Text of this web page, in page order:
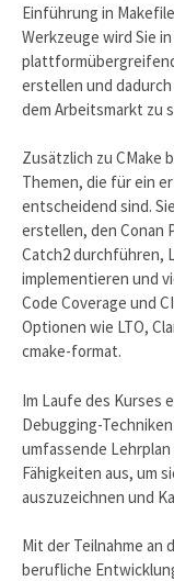
Einführung in
Werkzeuge wird Sie
erstellen und
dem Arbeitsmarkt zu
Zusätzlich zu CMake
Themen, die für ein
entscheidend sind.
erstellen, den Conan
Catch2 durchführen,
implementieren und
Code Coverage und
Optionen wie LTO,
cmake-format.
Im Laufe des Kurses
Debugging-
umfassende
Fähigkeiten aus, um
auszuzeichnen und
Mit der Teilnahme an
berufliche